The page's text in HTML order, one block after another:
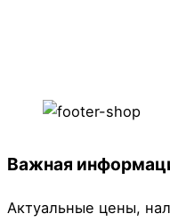
Важная
Актуальные цены,